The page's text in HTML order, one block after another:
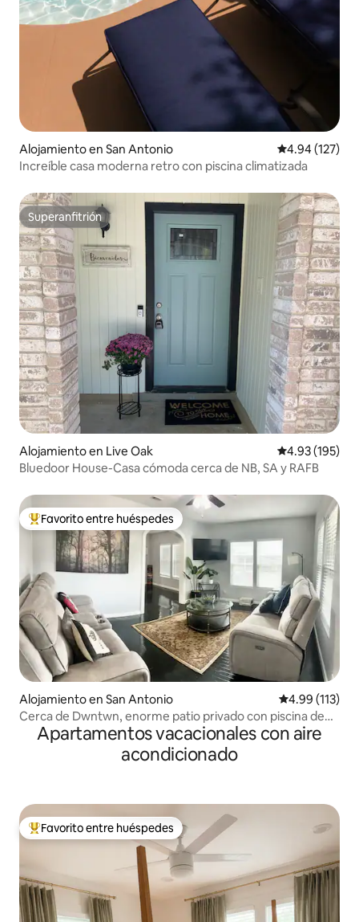
Alojamiento en San Antonio Calificación
4.94 (127)
Increíble casa moderna retro con piscina climatizada
Superanfitrión
Superanfitrión
Alojamiento en Live Oak Calificación
4.93 (195)
Bluedoor House-Casa cómoda cerca de NB, SA y RAFB
Favorito entre huéspedes preferido
Favorito entre huéspedes
Alojamiento en San Antonio Calificación
4.99 (113)
Cerca de Dwntwn, enorme patio privado con piscina de
tanque de stock
Apartamentos vacacionales con aire
acondicionado
Favorito entre huéspedes preferido
Favorito entre huéspedes